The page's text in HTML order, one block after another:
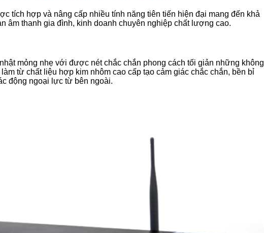
tích hợp và nâng cấp nhiều tính năng tiên tiến hiện đại mang đến khả
âm thanh gia đình, kinh doanh chuyên nghiệp chất lượng cao.
mỏng nhẹ với được nét chắc chắn phong cách tối giản những không
từ chất liệu hợp kim nhôm cao cấp tạo cảm giác chắc chắn, bền bỉ
động ngoại lực từ bên ngoài.